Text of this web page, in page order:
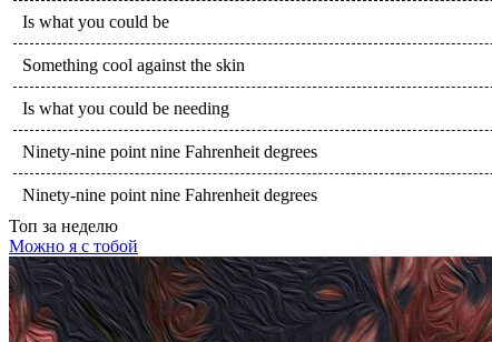
Is what you could be
Something cool against the skin
Is what you could be needing
Ninety-nine point nine Fahrenheit degrees
Ninety-nine point nine Fahrenheit degrees
Топ за неделю
Можно я с тобой